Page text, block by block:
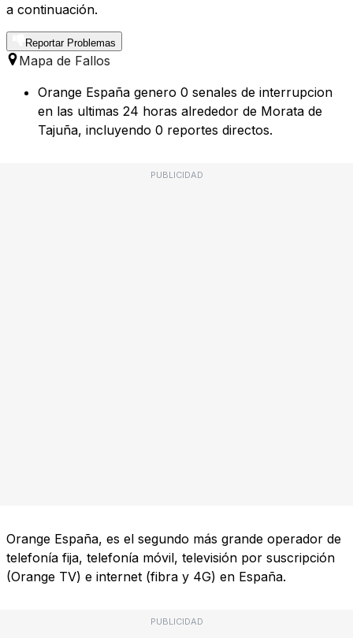
a continuación.
Reportar Problemas
Mapa de Fallos
Orange España genero 0 senales de interrupcion
en las ultimas 24 horas alrededor de Morata de
Tajuña, incluyendo 0 reportes directos.
PUBLICIDAD
Orange España, es el segundo más grande operador de
telefonía fija, telefonía móvil, televisión por suscripción
(Orange TV) e internet (fibra y 4G) en España.
PUBLICIDAD